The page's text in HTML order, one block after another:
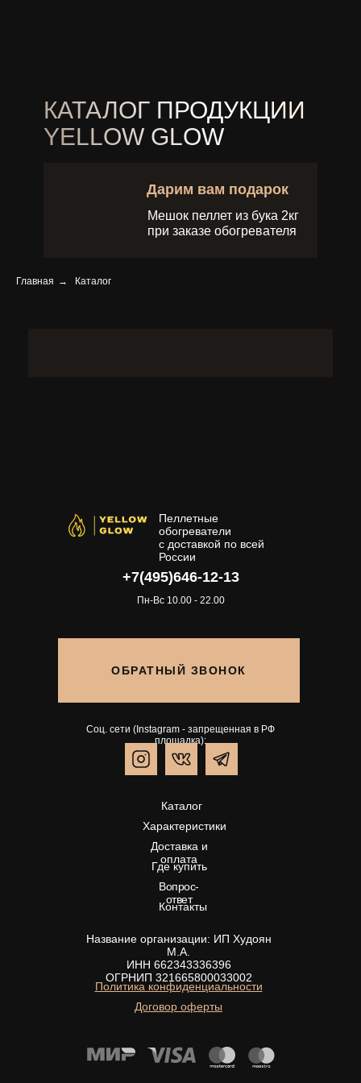
КАТАЛОГ ПРОДУКЦИИ
YELLOW GLOW
Мешок пеллет из бука 2кг
при заказе обогревателя
Дарим вам подарок
Главная → Каталог
Пеллетные
обогреватели
с доставкой по всей
России
Каталог
Характеристики
Доставка и
оплата
Где купить
Контакты
+7(495)646-12-13
Соц. сети (Instagram - запрещенная в РФ
площадка):
Политика конфиденциальности
Название организации: ИП Худоян
М.А.
ИНН 662343336396
ОГРНИП 321665800033002
Договор оферты
ОБРАТНЫЙ ЗВОНОК
Пн-Вс 10.00 - 22.00
Вопрос-
ответ